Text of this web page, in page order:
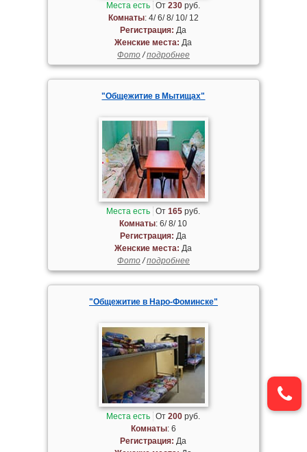
Места есть От230 руб.
Комнаты: 4/ 6/ 8/ 10/ 12
Регистрация: Да
Женские места: Да
Фото/подробнее
"Общежитие в Мытищах"
Места есть От165 руб.
Комнаты: 6/ 8/ 10
Регистрация: Да
Женские места: Да
Фото/подробнее
"Общежитие в Наро-Фоминске"
Места есть От200 руб.
Комнаты: 6
Регистрация: Да